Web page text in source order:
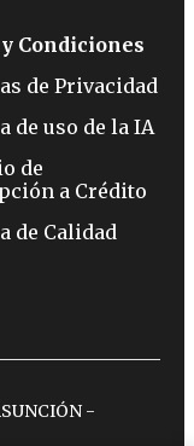
Condiciones
de Privacidad
de uso de la IA
de
a Crédito
de Calidad
-